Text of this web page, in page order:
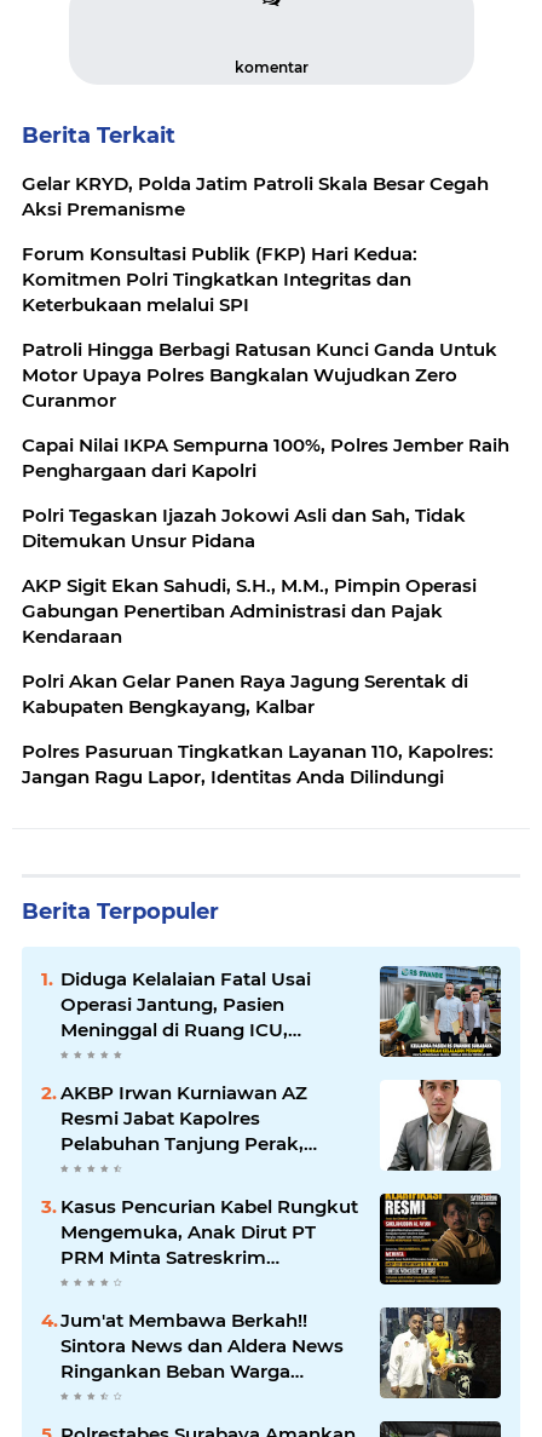
komentar
Berita Terkait
Gelar KRYD, Polda Jatim Patroli Skala Besar Cegah
Aksi Premanisme
Forum Konsultasi Publik (FKP) Hari Kedua:
Komitmen Polri Tingkatkan Integritas dan
Keterbukaan melalui SPI
Patroli Hingga Berbagi Ratusan Kunci Ganda Untuk
Motor Upaya Polres Bangkalan Wujudkan Zero
Curanmor
Capai Nilai IKPA Sempurna 100%, Polres Jember Raih
Penghargaan dari Kapolri
Polri Tegaskan Ijazah Jokowi Asli dan Sah, Tidak
Ditemukan Unsur Pidana
AKP Sigit Ekan Sahudi, S.H., M.M., Pimpin Operasi
Gabungan Penertiban Administrasi dan Pajak
Kendaraan
Polri Akan Gelar Panen Raya Jagung Serentak di
Kabupaten Bengkayang, Kalbar
Polres Pasuruan Tingkatkan Layanan 110, Kapolres:
Jangan Ragu Lapor, Identitas Anda Dilindungi
Berita Terpopuler
Diduga Kelalaian Fatal Usai
Operasi Jantung, Pasien
Meninggal di Ruang ICU,
Keluarga Tuntut RSUD dr.
Soewandhie Bertanggung
Jawab
AKBP Irwan Kurniawan AZ
Resmi Jabat Kapolres
Pelabuhan Tanjung Perak,
Pimpinan Redaksi
HarianMataBerita.com
Sampaikan Ucapan Selamat
Kasus Pencurian Kabel Rungkut
Mengemuka, Anak Dirut PT
PRM Minta Satreskrim
Polrestabes Surabaya Usut
Hingga Tuntas
Jum'at Membawa Berkah!!
Sintora News dan Aldera News
Ringankan Beban Warga
Bangkitkan Pelaku UMKM